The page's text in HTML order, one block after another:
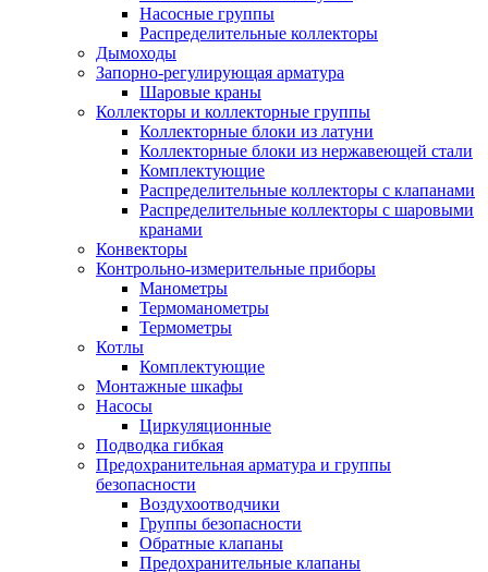
Насосные группы
Распределительные коллекторы
Дымоходы
Запорно-регулирующая арматура
Шаровые краны
Коллекторы и коллекторные группы
Коллекторные блоки из латуни
Коллекторные блоки из нержавеющей стали
Комплектующие
Распределительные коллекторы с клапанами
Распределительные коллекторы с шаровыми
кранами
Конвекторы
Контрольно-измерительные приборы
Манометры
Термоманометры
Термометры
Котлы
Комплектующие
Монтажные шкафы
Насосы
Циркуляционные
Подводка гибкая
Предохранительная арматура и группы
безопасности
Воздухоотводчики
Группы безопасности
Обратные клапаны
Предохранительные клапаны